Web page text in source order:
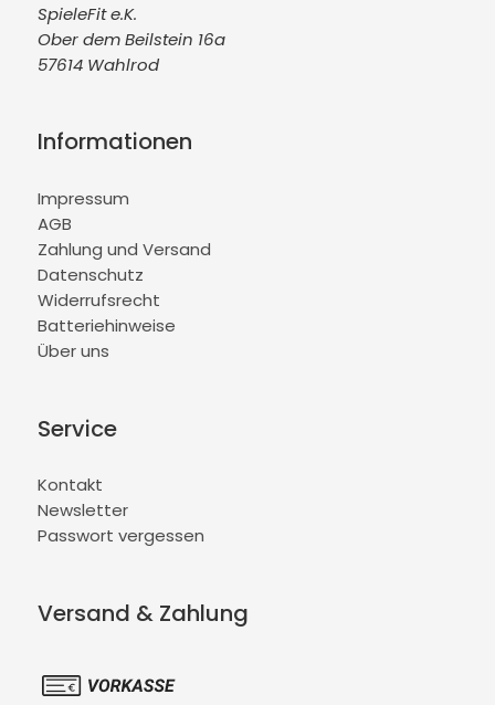
SpieleFit e.K.
Ober dem Beilstein 16a
57614 Wahlrod
Informationen
Impressum
AGB
Zahlung und Versand
Datenschutz
Widerrufsrecht
Batteriehinweise
Über uns
Service
Kontakt
Newsletter
Passwort vergessen
Versand & Zahlung